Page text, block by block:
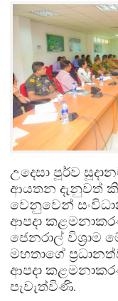
උදෙසා පූර්ව
ආයතන දැනුවත්
වෙනුවෙන්
ආපදා
ජෙනරාල් විශ්‍රාම
මහතාගේ
ආපදා
පැවැත්විණි.